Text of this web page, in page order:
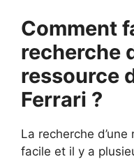
Comment
recherche
ressource
Ferrari ?
La recherche
facile et il y a